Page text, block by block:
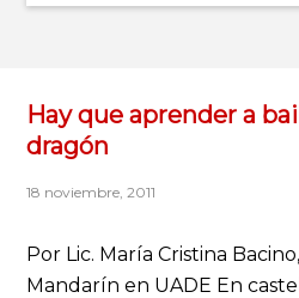
Hay que aprender a
dragón
18 noviembre, 2011
Por Lic. María Cristina
Mandarín en UADE En